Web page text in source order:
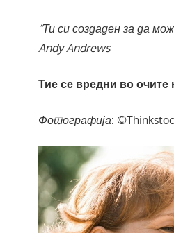
“Ти си создаден за да
Andy Andrews
Тие се вредни во очите
Фотографија: